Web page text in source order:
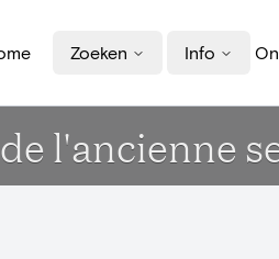
Zoeken Info
l'ancienne